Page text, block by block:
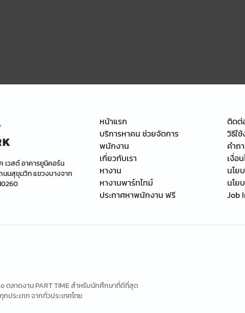
เวสต์ อาคารยูนิคอร์น
นนสุขุมวิท แขวงบางจาก
หน้าแรก
บริการหาคน ช่วยจัดการ
พนักงาน
เกี่ยวกับเรา
หางาน
หางานพาร์ทไทม์
ประกาศหาพนักงาน ฟรี
ติดต่
วิธีใ
คำถ
เงื่อ
นโย
นโย
Job
ตลาดงาน PART TIME สำหรับนักศึกษาที่ดีที่สุด
ประเภท จากทั่วประเทศไทย